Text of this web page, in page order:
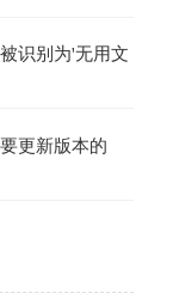
识别为'无用文
更新版本的